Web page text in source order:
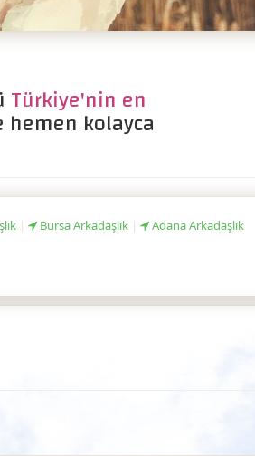
Türkiye'nin en
hemen kolayca
| Bursa Arkadaşlık | Adana Arkadaşlık